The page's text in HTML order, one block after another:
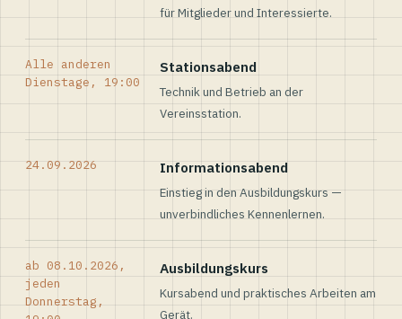
für Mitglieder und Interessierte.
Alle anderen
Dienstage, 19:00
Stationsabend
Technik und Betrieb an der
Vereinsstation.
24.09.2026 Informationsabend
Einstieg in den Ausbildungskurs —
unverbindliches Kennenlernen.
ab 08.10.2026,
jeden
Donnerstag,
Ausbildungskurs
Kursabend und praktisches Arbeiten am
Gerät.